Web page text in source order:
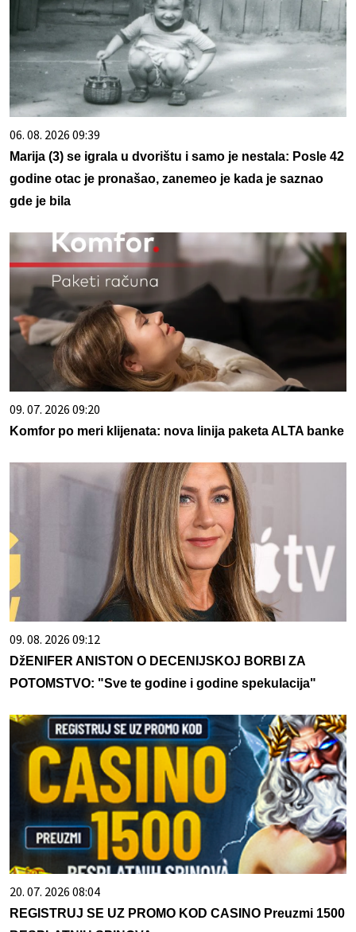
06. 08. 2026 09:39
Marija (3) se igrala u dvorištu i samo je nestala: Posle 42
godine otac je pronašao, zanemeo je kada je saznao
gde je bila
09. 07. 2026 09:20
Komfor po meri klijenata: nova linija paketa ALTA banke
09. 08. 2026 09:12
DžENIFER ANISTON O DECENIJSKOJ BORBI ZA
POTOMSTVO: "Sve te godine i godine spekulacija"
20. 07. 2026 08:04
REGISTRUJ SE UZ PROMO KOD CASINO Preuzmi 1500